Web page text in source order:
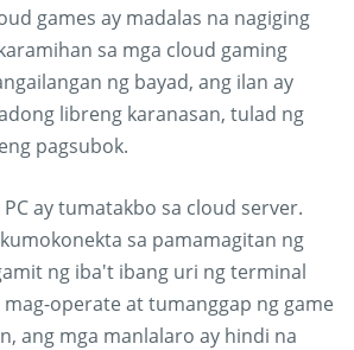
games ay madalas na nagiging
sa mga cloud gaming
ng bayad, ang ilan ay
libreng karanasan, tulad ng
pagsubok.
ay tumatakbo sa cloud server.
sa pamamagitan ng
ng iba't ibang uri ng terminal
operate at tumanggap ng game
ang mga manlalaro ay hindi na